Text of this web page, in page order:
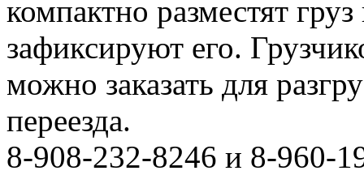
компактно разместят
зафиксируют его.
можно заказать для
переезда.
8-908-232-8246 и 8-960-